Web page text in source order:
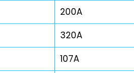
200A
320A
107A